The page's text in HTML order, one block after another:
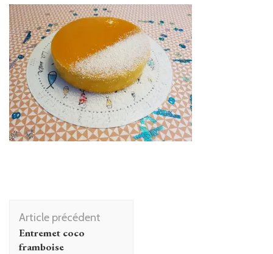
Navigation
d'article
Article précédent
Entremet coco
framboise